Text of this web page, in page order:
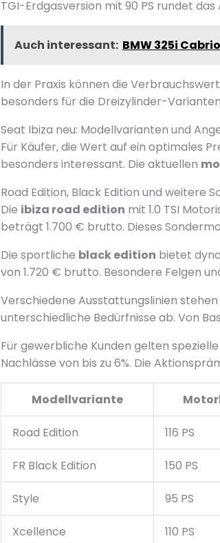
TGI-Erdgasversion mit 90 PS rundet
Auch interessant: BMW 325i
In der Praxis können die
besonders für die Dreizylinder-
Seat Ibiza neu: Modellvarianten und
Für Käufer, die Wert auf ein optimales
besonders interessant. Die aktuellen
Road Edition, Black Edition und weitere
Die ibiza road edition mit 1.0 TSI
beträgt 1.700 € brutto. Dieses
Die sportliche black edition bietet
von 1.720 € brutto. Besondere Felgen
Verschiedene Ausstattungslinien
unterschiedliche Bedürfnisse ab. Von
Für gewerbliche Kunden gelten
Nachlässe von bis zu 6%. Die
Modellvariante
Road Edition 116 PS
FR Black Edition 150 PS
Style 95 PS
Xcellence 110 PS